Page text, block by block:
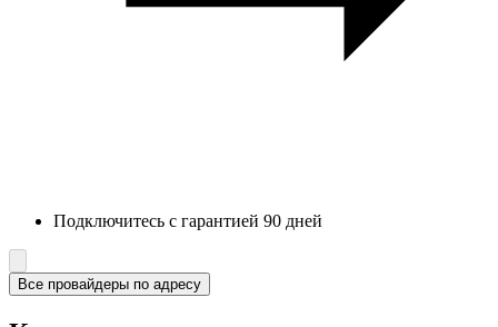
Подключитесь с гарантией 90 дней
Все провайдеры по адресу